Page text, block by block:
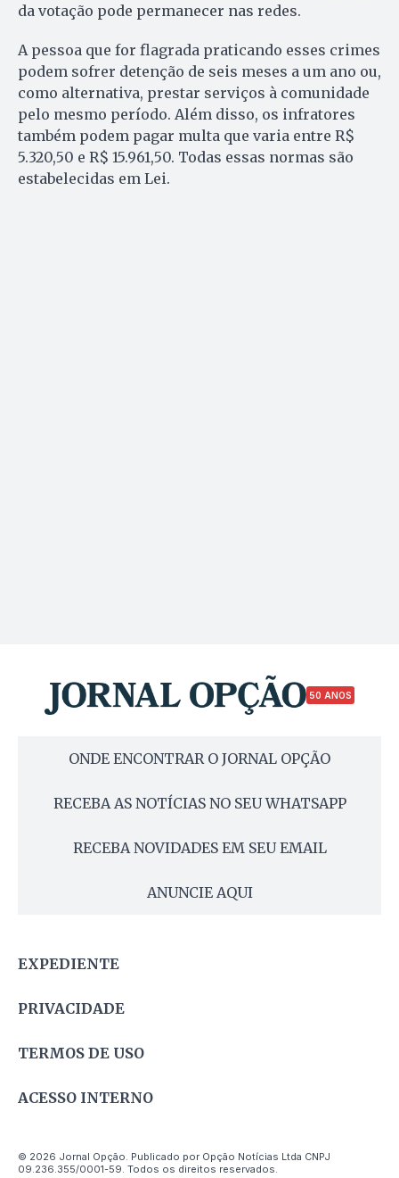
da votação pode permanecer nas redes.
A pessoa que for flagrada praticando esses crimes
podem sofrer detenção de seis meses a um ano ou,
como alternativa, prestar serviços à comunidade
pelo mesmo período. Além disso, os infratores
também podem pagar multa que varia entre R$
5.320,50 e R$ 15.961,50. Todas essas normas são
estabelecidas em Lei.
50 ANOS
ONDE ENCONTRAR O JORNAL OPÇÃO
RECEBA AS NOTÍCIAS NO SEU WHATSAPP
RECEBA NOVIDADES EM SEU EMAIL
ANUNCIE AQUI
EXPEDIENTE
PRIVACIDADE
TERMOS DE USO
ACESSO INTERNO
© 2026 Jornal Opção. Publicado por Opção Notícias Ltda CNPJ
09.236.355/0001-59. Todos os direitos reservados.